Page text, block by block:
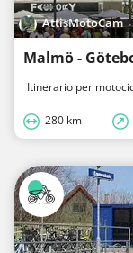
AttisMotoCam
Malmö -
Itinerario per
280 km